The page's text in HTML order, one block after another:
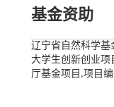
基金资助
辽宁省自然科学基
大学生创新创业项
厅基金项目,项目编